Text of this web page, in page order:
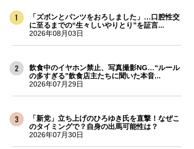
「ズボンとパンツをおろしました」…口腔性交
に至るまでの“生々しいやりとり”を証言...
2026年08月03日
飲食中のイヤホン禁止、写真撮影NG…“ルール
の多すぎる”飲食店主たちに聞いた本音...
2026年07月29日
「新党」立ち上げのひろゆき氏を直撃！なぜこ
のタイミングで？自身の出馬可能性は？
2026年07月30日